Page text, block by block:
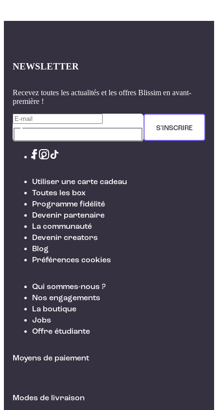
NEWSLETTER
Recevez toutes les actualités et les offres Blissim en avant-
première !
S'INSCRIRE
Utiliser une carte cadeau
Toutes les box
Programme fidélité
Devenir partenaire
La communauté
Devenir creators
Blog
Préférences cookies
Qui sommes-nous ?
Nos engagements
La boutique
Jobs
Offre étudiante
Moyens de paiement
Modes de livraison